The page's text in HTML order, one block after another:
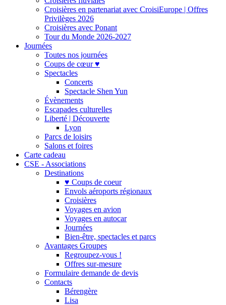
Croisières en partenariat avec CroisiEurope | Offres
Privilèges 2026
Croisières avec Ponant
Tour du Monde 2026-2027
Journées
Toutes nos journées
Coups de cœur ♥
Spectacles
Concerts
Spectacle Shen Yun
Évènements
Escapades culturelles
Liberté | Découverte
Lyon
Parcs de loisirs
Salons et foires
Carte cadeau
CSE - Associations
Destinations
♥ Coups de coeur
Envols aéroports régionaux
Croisières
Voyages en avion
Voyages en autocar
Journées
Bien-être, spectacles et parcs
Avantages Groupes
Regroupez-vous !
Offres sur-mesure
Formulaire demande de devis
Contacts
Bérengère
Lisa